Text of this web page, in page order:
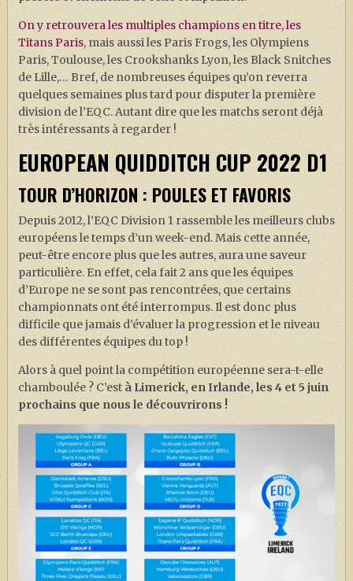
On y retrouvera les multiples champions en titre, les
Titans Paris, mais aussi les Paris Frogs, les Olympiens
Paris, Toulouse, les Crookshanks Lyon, les Black Snitches
de Lille,… Bref, de nombreuses équipes qu’on reverra
quelques semaines plus tard pour disputer la première
division de l’EQC. Autant dire que les matchs seront déjà
très intéressants à regarder !
EUROPEAN QUIDDITCH CUP 2022 D1
TOUR D’HORIZON : POULES ET FAVORIS
Depuis 2012, l’EQC Division 1 rassemble les meilleurs clubs
européens le temps d’un week-end. Mais cette année,
peut-être encore plus que les autres, aura une saveur
particulière. En effet, cela fait 2 ans que les équipes
d’Europe ne se sont pas rencontrées, que certains
championnats ont été interrompus. Il est donc plus
difficile que jamais d’évaluer la progression et le niveau
des différentes équipes du top !
Alors à quel point la compétition européenne sera-t-elle
chamboulée ? C’est à Limerick, en Irlande, les 4 et 5 juin
prochains que nous le découvrirons !